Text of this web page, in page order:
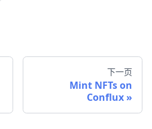
下一页
Mint NFTs on
Conflux